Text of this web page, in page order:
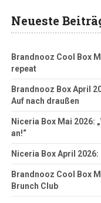
Neueste
Brandnooz Cool Box
repeat
Brandnooz Box April
Auf nach draußen
Niceria Box Mai 2026:
an!“
Niceria Box April
Brandnooz Cool Box
Brunch Club